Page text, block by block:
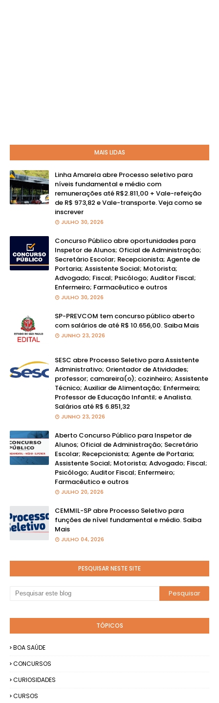
MAIS LIDAS
Linha Amarela abre Processo seletivo para
níveis fundamental e médio com
remunerações até R$2.811,00 + Vale-refeição
de R$ 973,82 e Vale-transporte. Veja como se
inscrever
JULHO 30, 2026
Concurso Público abre oportunidades para
Inspetor de Alunos; Oficial de Administração;
Secretário Escolar; Recepcionista; Agente de
Portaria; Assistente Social; Motorista;
Advogado; Fiscal; Psicólogo; Auditor Fiscal;
Enfermeiro; Farmacêutico e outros
JULHO 30, 2026
SP-PREVCOM tem concurso público aberto
com salários de até R$ 10.656,00. Saiba Mais
JUNHO 23, 2026
SESC abre Processo Seletivo para Assistente
Administrativo; Orientador de Atividades;
professor; camareira(o); cozinheiro; Assistente
Técnico; Auxiliar de Alimentação; Enfermeira;
Professor de Educação Infantil; e Analista.
Salários até R$ 6.851,32
JUNHO 23, 2026
Aberto Concurso Público para Inspetor de
Alunos; Oficial de Administração; Secretário
Escolar; Recepcionista; Agente de Portaria;
Assistente Social; Motorista; Advogado; Fiscal;
Psicólogo; Auditor Fiscal; Enfermeiro;
Farmacêutico e outros
JULHO 20, 2026
CEMMIL-SP abre Processo Seletivo para
funções de nível fundamental e médio. Saiba
Mais
JULHO 04, 2026
PESQUISAR NESTE SITE
TÓPICOS
BOA SAÚDE
CONCURSOS
CURIOSIDADES
CURSOS